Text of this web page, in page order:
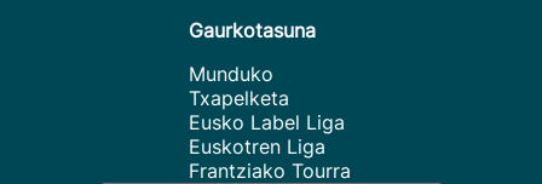
Gaurkotasuna
Munduko
Txapelketa
Eusko Label Liga
Euskotren Liga
Frantziako Tourra